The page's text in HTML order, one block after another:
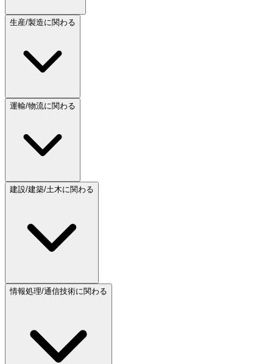
生産/製造に関わる
運輸/物流に関わる
建設/建築/土木に関わる
情報処理/通信技術に関わる